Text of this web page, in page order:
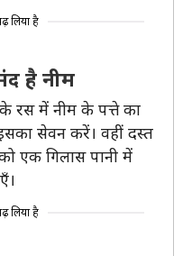
लिया है
है नीम
रस में नीम के पत्ते का
सेवन करें। वहीं दस्त
एक गिलास पानी में
लिया है